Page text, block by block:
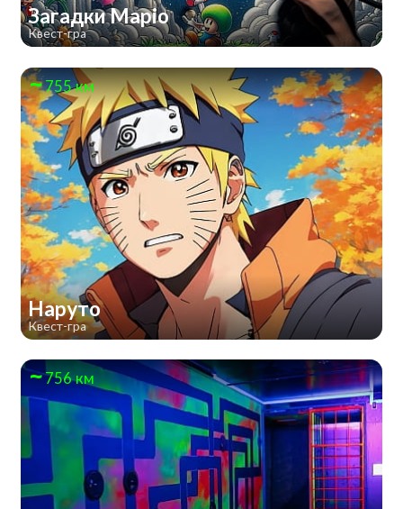
Загадки Маріо
Квест-гра
755 км
Наруто
Квест-гра
756 км